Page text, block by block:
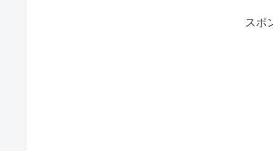
スポ